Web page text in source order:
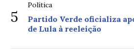
5
Política
Partido Verde oficializa
de Lula à reeleição